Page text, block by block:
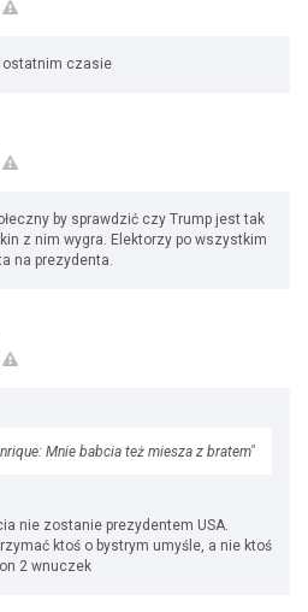
ostatnim czasie
by sprawdzić czy Trump jest tak
z nim wygra. Elektorzy po wszystkim
na prezydenta.
Mnie babcia też miesza z bratem"
nie zostanie prezydentem USA.
ktoś o bystrym umyśle, a nie ktoś
2 wnuczek